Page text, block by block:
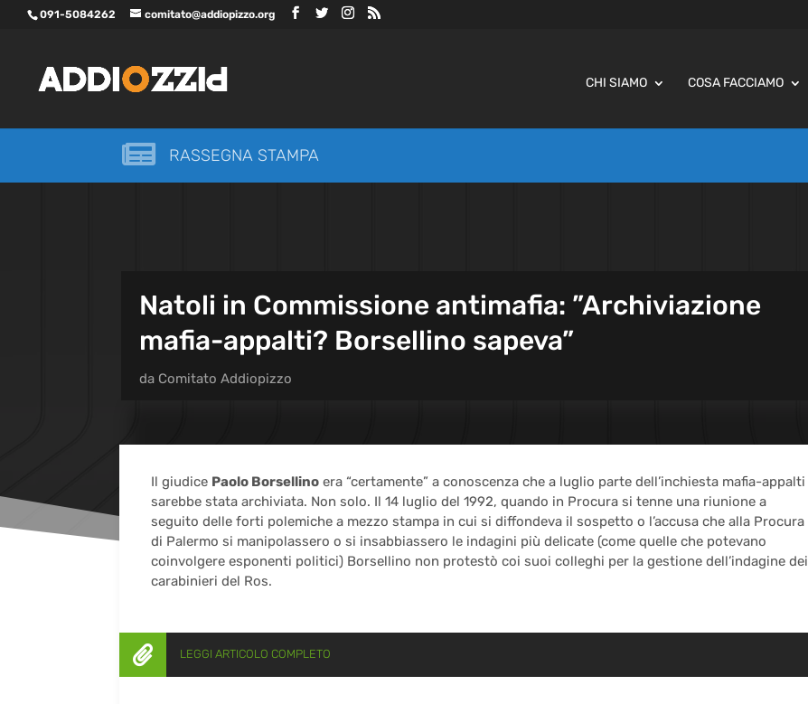
091-5084262 comitato@addiopizzo.org
CHI SIAMO COSA FACCIAMO
 RASSEGNA STAMPA
Natoli in Commissione antimafia: ”Archiviazione
mafia-appalti? Borsellino sapeva”
da Comitato Addiopizzo
Il giudice Paolo Borsellino era “certamente” a conoscenza che a luglio parte dell’inchiesta mafia-appalti
sarebbe stata archiviata. Non solo. Il 14 luglio del 1992, quando in Procura si tenne una riunione a
seguito delle forti polemiche a mezzo stampa in cui si diffondeva il sospetto o l’accusa che alla Procura
di Palermo si manipolassero o si insabbiassero le indagini più delicate (come quelle che potevano
coinvolgere esponenti politici) Borsellino non protestò coi suoi colleghi per la gestione dell’indagine dei
carabinieri del Ros.
 LEGGI ARTICOLO COMPLETO